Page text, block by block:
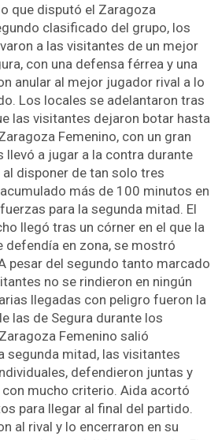
que disputó el Zaragoza
clasificado del grupo, los
a las visitantes de un mejor
con una defensa férrea y una
anular al mejor jugador rival a lo
Los locales se adelantaron tras
las visitantes dejaron botar hasta
Femenino, con un gran
llevó a jugar a la contra durante
disponer de tan solo tres
más de 100 minutos en
para la segunda mitad. El
llegó tras un córner en el que la
defendía en zona, se mostró
pesar del segundo tanto marcado
no se rindieron en ningún
llegadas con peligro fueron la
las de Segura durante los
Femenino salió
segunda mitad, las visitantes
defendieron juntas y
mucho criterio. Aida acortó
para llegar al final del partido.
al rival y lo encerraron en su